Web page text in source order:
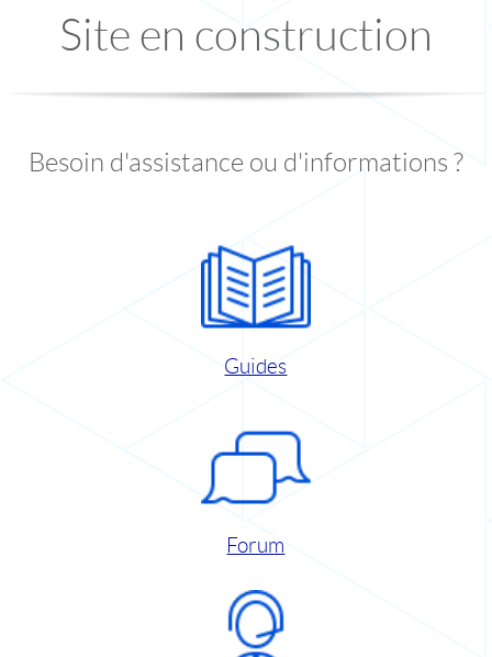
Site en construction
Besoin d'assistance ou d'informations ?
Guides
Forum